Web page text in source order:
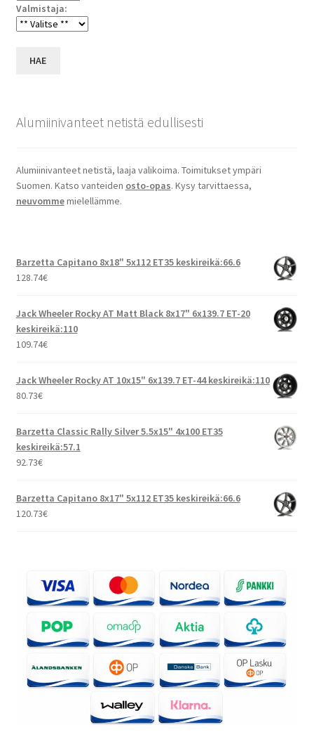
Valmistaja:
HAE
Alumiinivanteet netistä edullisesti
Alumiinivanteet netistä, laaja valikoima. Toimitukset ympäri
Suomen. Katso vanteiden osto-opas. Kysy tarvittaessa,
neuvommemielellämme.
Barzetta Capitano 8x18" 5x112 ET35 keskireikä:66.6
128.74€
Jack Wheeler Rocky AT Matt Black 8x17" 6x139.7 ET-20
keskireikä:110
109.74€
Jack Wheeler Rocky AT 10x15" 6x139.7 ET-44 keskireikä:110
80.73€
Barzetta Classic Rally Silver 5.5x15" 4x100 ET35
keskireikä:57.1
92.73€
Barzetta Capitano 8x17" 5x112 ET35 keskireikä:66.6
120.73€